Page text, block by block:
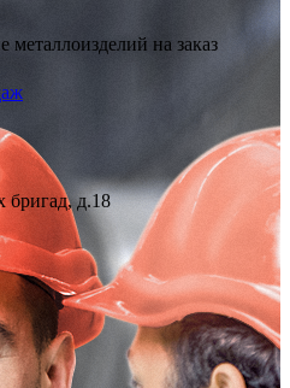
металлоизделий на заказ
бригад, д.18